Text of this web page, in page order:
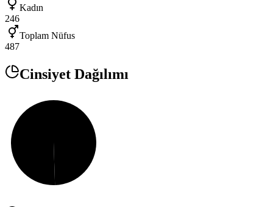
Kadın
246
Toplam Nüfus
487
Cinsiyet Dağılımı